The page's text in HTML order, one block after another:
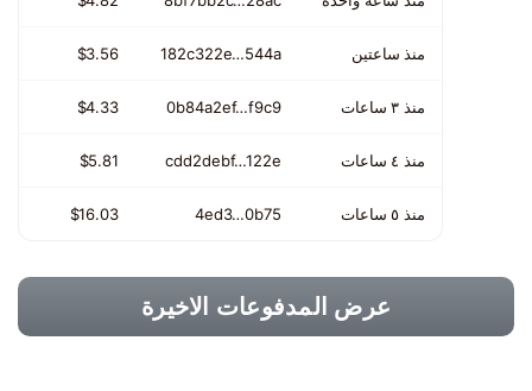
منذ ساعتين 182c322e…544a
$3.56
منذ ٣ ساعات 0b84a2ef…f9c9
$4.33
منذ ٤ ساعات cdd2debf…122e
$5.81
منذ ٥ ساعات 4ed3…0b75
$16.03
عرض المدفوعات الاخيرة